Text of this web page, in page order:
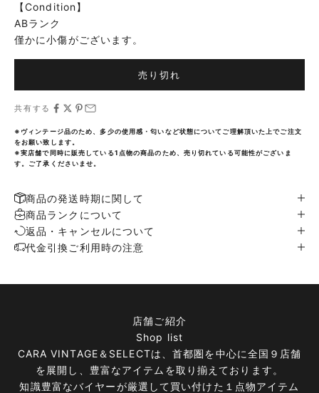
【Condition】
ABランク
僅かに小傷がございます。
売り切れ
共有する
※ヴィンテージ品のため、多少の使用感・匂いなど状態についてご理解頂いた上でご注文
をお願い致します。
※実店舗で同時に販売している1点物の商品のため、売り切れている可能性がございま
す。ご了承くださいませ。
商品の発送時期に関して
商品ランクについて
返品・キャンセルについて
代金引換ご利用時の注意
店舗ご紹介
Shop list
CARA VINTAGE＆SELECTは、首都圏を中心に全国９店舗
を展開し、豊富なアイテムを取り揃えております。
知識豊富なバイヤーが厳選して買い付けた１点物アイテム